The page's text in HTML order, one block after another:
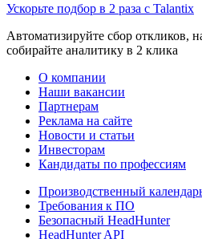
Ускорьте подбор в 2 раза с Talantix
Автоматизируйте сбор откликов,
собирайте аналитику в 2 клика
О компании
Наши вакансии
Партнерам
Реклама на сайте
Новости и статьи
Инвесторам
Кандидаты по профессиям
Производственный
Требования к ПО
Безопасный HeadHunter
HeadHunter API